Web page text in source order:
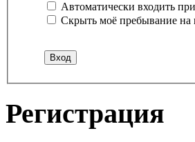
Автоматически входить
Скрыть моё пребывание на
Регистрация